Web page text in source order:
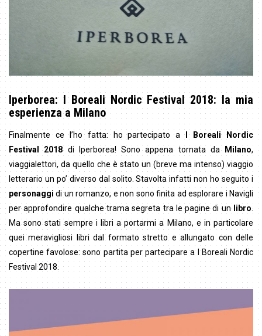
Iperborea: I Boreali Nordic Festival 2018: la mia
esperienza a Milano
Finalmente ce l’ho fatta: ho partecipato a I Boreali Nordic
Festival 2018di Iperborea! Sono appena tornata da Milano,
viaggialettori, da quello che è stato un (breve ma intenso) viaggio
letterario un po’ diverso dal solito. Stavolta infatti non ho seguito i
personaggi di un romanzo, e non sono finita ad esplorare i Navigli
per approfondire qualche trama segreta tra le pagine di unlibro.
Ma sono stati sempre i libri a portarmi a Milano, e in particolare
quei meravigliosi libri dal formato stretto e allungato con delle
copertine favolose: sono partita per partecipare a I Boreali Nordic
Festival 2018.